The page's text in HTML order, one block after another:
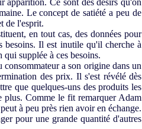
apparition. Ce sont des désirs qu'on
Le concept de satiété a peu de
de l'esprit.
en tout cas, des données pour
besoins. Il est inutile qu'il cherche à
supplée à ces besoins.
a son origine dans un
des prix. Il s'est révélé dès
que quelques-uns des produits les
plus. Comme le fit remarquer Adam
à peu près rien avoir en échange.
pour une grande quantité d'autres